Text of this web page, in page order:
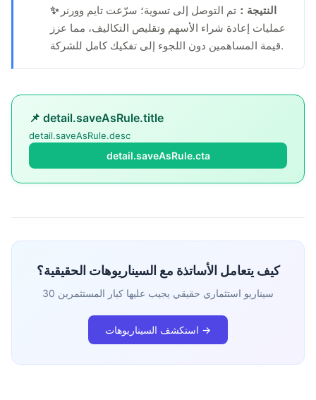
✨ النتيجة： تم التوصل إلى تسوية؛ سرّعت تايم وورنر
عمليات إعادة شراء الأسهم وتقليص التكاليف، مما عزز
قيمة المساهمين دون اللجوء إلى تفكيك كامل للشركة.
📌 detail.saveAsRule.title
detail.saveAsRule.desc
detail.saveAsRule.cta
كيف يتعامل الأساتذة مع السيناريوهات الحقيقية؟
30 سيناريو استثماري حقيقي يجيب عليها كبار المستثمرين
استكشف السيناريوهات →